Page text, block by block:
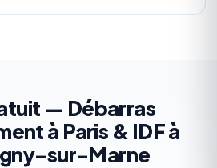
— Débarras
à Paris & IDF à
sur-Marne